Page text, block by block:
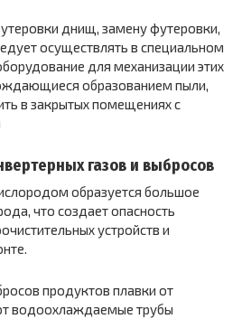
днищ, замену футеровки,
осуществлять в специальном
для механизации этих
образованием пыли,
в закрытых помещениях с
газов и выбросов
образуется большое
что создает опасность
устройств и
продуктов плавки от
водоохлаждаемые трубы